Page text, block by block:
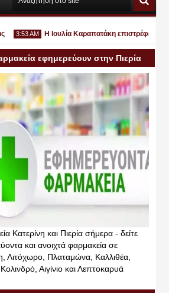
AM
Ιουλ
2026
Η Ιουλία Καραπατάκη επιστρέφει εκεί
εφημερεύουν στην Πιερία
Κατερίνη και Πιερία σήμερα - δείτε
και ανοιχτά φαρμακεία σε
Λιτόχωρο, Πλαταμώνα, Καλλιθέα,
Αιγίνιο και Λεπτοκαρυά